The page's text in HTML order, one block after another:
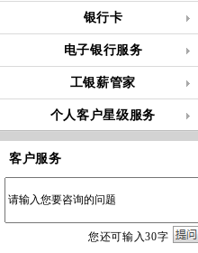
银行卡
电子银行服务
工银薪管家
个人客户星级服务
客户服务
您还可输入30字